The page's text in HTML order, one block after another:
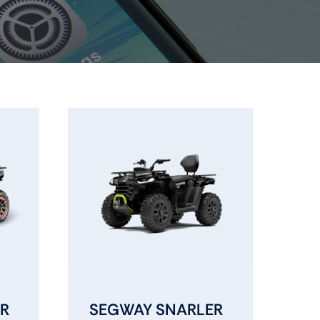
Dağ bisikleti
Aksesuar
Ssv
Elektrikli Bisiklet
SEGWAY SNARLER